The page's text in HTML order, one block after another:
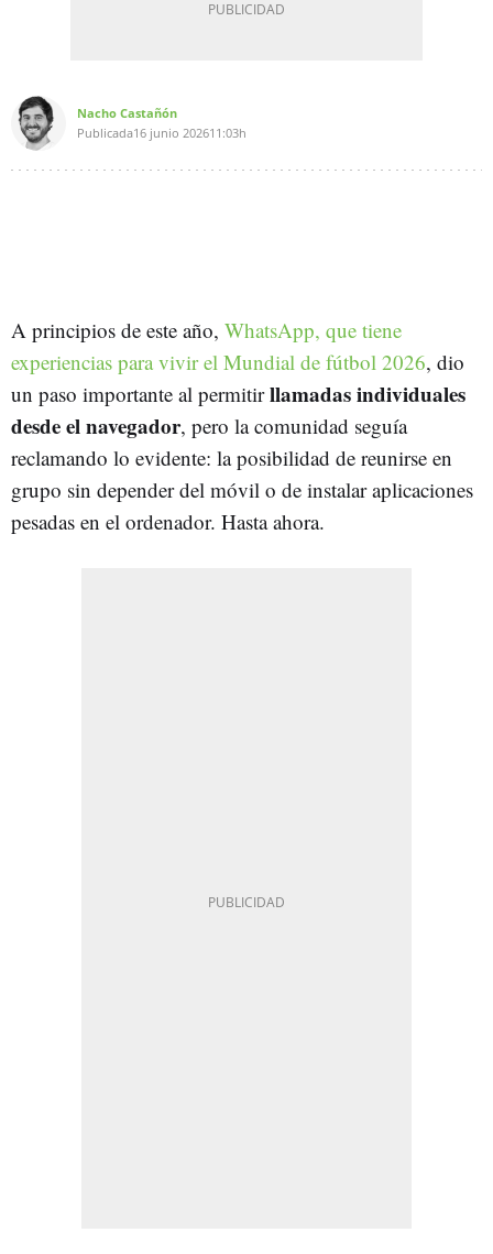
Nacho Castañón
Publicada16 junio 202611:03h
A principios de este año, WhatsApp, que tiene
experiencias para vivir el Mundial de fútbol 2026, dio
un paso importante al permitirllamadas individuales
desde el navegador, pero la comunidad seguía
reclamando lo evidente: la posibilidad de reunirse en
grupo sin depender del móvil o de instalar aplicaciones
pesadas en el ordenador. Hasta ahora.